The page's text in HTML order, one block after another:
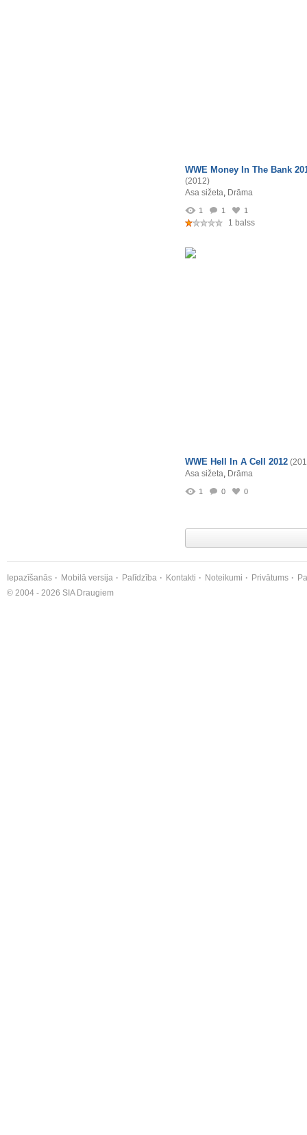
WWE Money In The Bank
(2012)
Asa sižeta, Drāma
1 1 1
1 balss
WWE Hell In A Cell 2012
Asa sižeta, Drāma
1 0 0
Iepazīšanās Mobilā versija Palīdzība Kontakti Noteikumi Privātums
© 2004 - 2026 SIA Draugiem